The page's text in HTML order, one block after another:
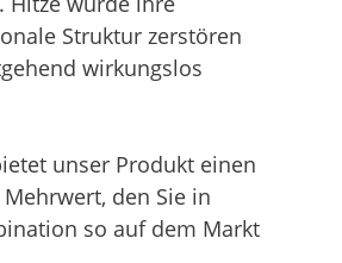
Struktur zerstören
wirkungslos
unser Produkt einen
den Sie in
so auf dem Markt